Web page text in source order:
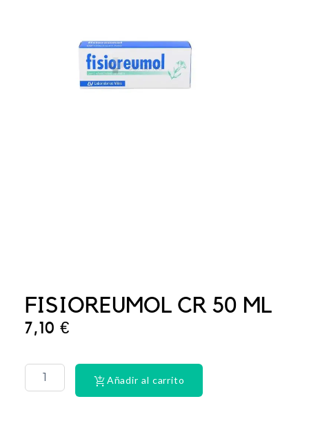
FISIOREUMOL CR 50 ML
7,10 €
Roche
Posay
Anthelios
Añadir al carrito